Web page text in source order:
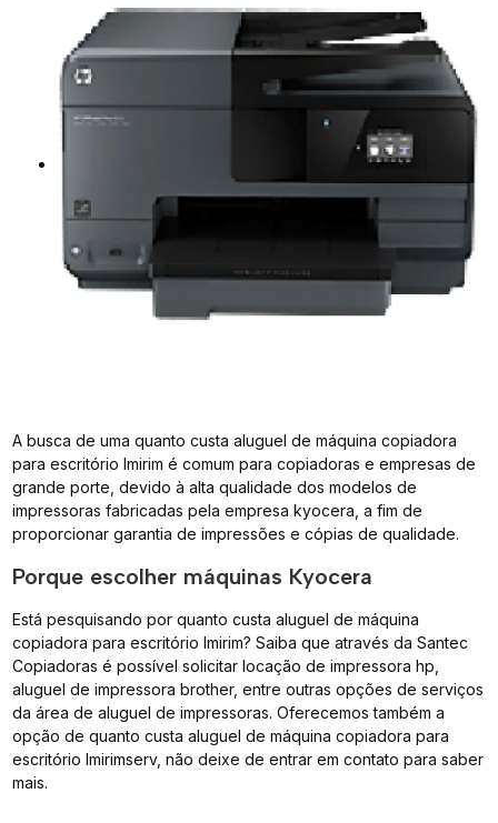
A busca de uma quanto custa aluguel de máquina copiadora
para escritório Imirim é comum para copiadoras e empresas de
grande porte, devido à alta qualidade dos modelos de
impressoras fabricadas pela empresa kyocera, a fim de
proporcionar garantia de impressões e cópias de qualidade.
Porque escolher máquinas Kyocera
Está pesquisando por quanto custa aluguel de máquina
copiadora para escritório Imirim? Saiba que através da Santec
Copiadoras é possível solicitar locação de impressora hp,
aluguel de impressora brother, entre outras opções de serviços
da área de aluguel de impressoras. Oferecemos também a
opção de quanto custa aluguel de máquina copiadora para
escritório Imirimserv, não deixe de entrar em contato para saber
mais.